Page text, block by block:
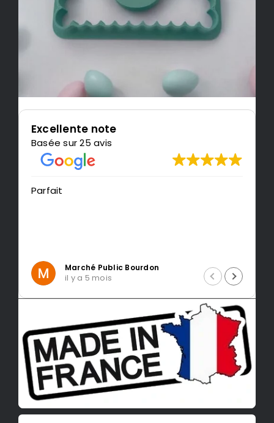
Excellente note
Basée sur 25 avis
Public Bourdon Intragest
il y a 5 mois